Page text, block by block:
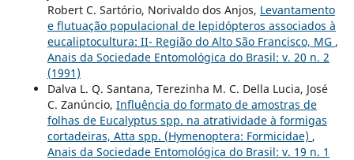
Robert C. Sartório, Norivaldo dos Anjos, Levantamento
e flutuação populacional de lepidópteros associados à
eucaliptocultura: II- Região do Alto São Francisco, MG ,
Anais da Sociedade Entomológica do Brasil: v. 20 n. 2
(1991)
Dalva L. Q. Santana, Terezinha M. C. Della Lucia, José
C. Zanúncio, Influência do formato de amostras de
folhas de Eucalyptus spp. na atratividade à formigas
cortadeiras, Atta spp. (Hymenoptera: Formicidae) ,
Anais da Sociedade Entomológica do Brasil: v. 19 n. 1